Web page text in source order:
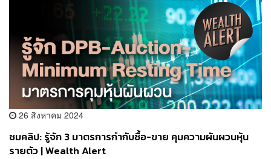
26 สิงหาคม 2024
ชมคลิป: รู้จัก 3 มาตรการกำกับซื้อ-ขาย คุมความผันผวนหุ้น
รายตัว | Wealth Alert